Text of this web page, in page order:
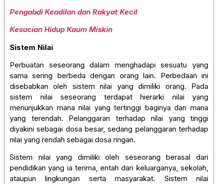
Pengabdi Keadilan dan Rakyat Kecil
Kesucian Hidup Kaum Miskin
Sistem Nilai
Perbuatan seseorang dalam menghadapi sesuatu yang
sama sering berbeda dengan orang lain. Perbedaan ini
disebabkan oleh sistem nilai yang dimiliki orang. Pada
sistem nilai seseorang terdapat hierarki nilai yang
menunjukkan mana nilai yang tertinggi baginya dan mana
yang terendah. Pelanggaran terhadap nilai yang tinggi
diyakini sebagai dosa besar, sedang pelanggaran terhadap
nilai yang rendah sebagai dosa ringan.
Sistem nilai yang dimiliki oleh seseorang berasal dari
pendidikan yang ia terima, entah dari keluarganya, sekolah,
ataupun lingkungan serta masyarakat. Sistem nilai